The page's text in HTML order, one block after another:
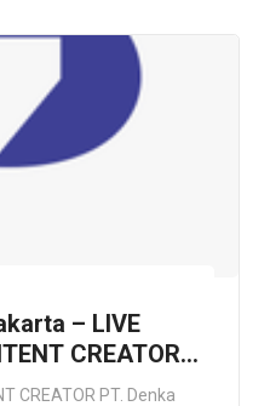
untuk bergabung
ini akan bertanggung
– LIVE
CREATOR,
Indonesia
CREATOR PT. Denka